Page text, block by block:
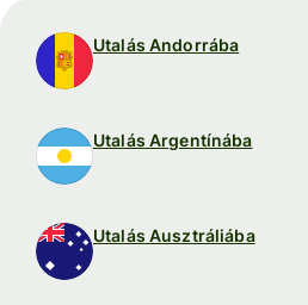
Utalás Andorrába
Utalás Argentínába
Utalás Ausztráliába